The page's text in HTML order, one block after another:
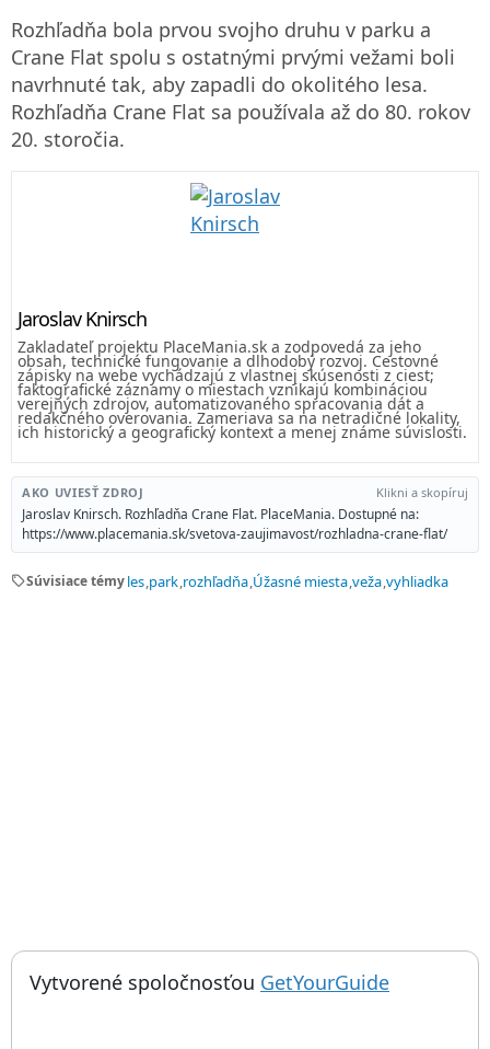
Rozhľadňa bola prvou svojho druhu v parku a
Crane Flat spolu s ostatnými prvými vežami boli
navrhnuté tak, aby zapadli do okolitého lesa.
Rozhľadňa Crane Flat sa používala až do 80. rokov
20. storočia.
Jaroslav Knirsch
Zakladateľ projektu PlaceMania.sk a zodpovedá za jeho
obsah, technické fungovanie a dlhodobý rozvoj. Cestovné
zápisky na webe vychádzajú z vlastnej skúsenosti z ciest;
faktografické záznamy o miestach vznikajú kombináciou
verejných zdrojov, automatizovaného spracovania dát a
redakčného overovania. Zameriava sa na netradičné lokality,
ich historický a geografický kontext a menej známe súvislosti.
AKO UVIESŤ ZDROJ Klikni a skopíruj
Jaroslav Knirsch. Rozhľadňa Crane Flat. PlaceMania. Dostupné na:
https://www.placemania.sk/svetova-zaujimavost/rozhladna-crane-flat/
sellSúvisiace témyles park rozhľadňa Úžasné miesta veža vyhliadka
Things to do near Rozhľadňa Crane Flat, Crane Flat
Vytvorené spoločnosťou GetYourGuide; otvorí sa